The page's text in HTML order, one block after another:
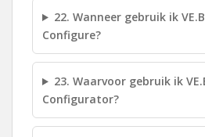
22. Wanneer gebruik ik
Configure?
23. Waarvoor gebruik ik
Configurator?